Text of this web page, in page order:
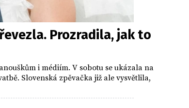
Prozradila, jak to
i médiím. V sobotu se ukázala na
Slovenská zpěvačka již ale vysvětlila,